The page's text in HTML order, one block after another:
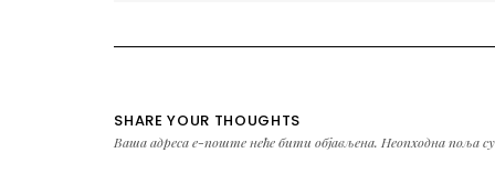
SHARE YOUR THOUGHTS
Ваша адреса е-поште неће бити објављена. Неопходна поља